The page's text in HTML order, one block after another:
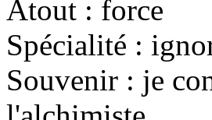
Atout : force
Spécialité :
Souvenir : je